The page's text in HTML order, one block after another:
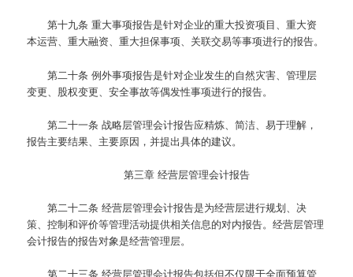
第十九条 重大事项报告是针对企业的重大投资项目、重大资
本运营、重大融资、重大担保事项、关联交易等事项进行的报告。
第二十条 例外事项报告是针对企业发生的自然灾害、管理层
变更、股权变更、安全事故等偶发性事项进行的报告。
第二十一条 战略层管理会计报告应精炼、简洁、易于理解，
报告主要结果、主要原因，并提出具体的建议。
第三章 经营层管理会计报告
第二十二条 经营层管理会计报告是为经营层进行规划、决
策、控制和评价等管理活动提供相关信息的对内报告。经营层管理
会计报告的报告对象是经营管理层。
第二十三条 经营层管理会计报告包括但不仅限于全面预算管